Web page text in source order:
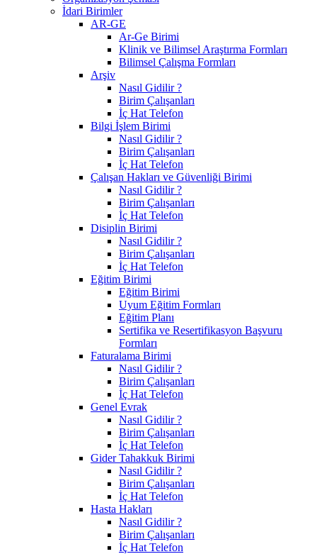
İdari Birimler
AR-GE
Ar-Ge Birimi
Klinik ve Bilimsel Araştırma Formları
Bilimsel Çalışma Formları
Arşiv
Nasıl Gidilir ?
Birim Çalışanları
İç Hat Telefon
Bilgi İşlem Birimi
Nasıl Gidilir ?
Birim Çalışanları
İç Hat Telefon
Çalışan Hakları ve Güvenliği Birimi
Nasıl Gidilir ?
Birim Çalışanları
İç Hat Telefon
Disiplin Birimi
Nasıl Gidilir ?
Birim Çalışanları
İç Hat Telefon
Eğitim Birimi
Eğitim Birimi
Uyum Eğitim Formları
Eğitim Planı
Sertifika ve Resertifikasyon Başvuru
Formları
Faturalama Birimi
Nasıl Gidilir ?
Birim Çalışanları
İç Hat Telefon
Genel Evrak
Nasıl Gidilir ?
Birim Çalışanları
İç Hat Telefon
Gider Tahakkuk Birimi
Nasıl Gidilir ?
Birim Çalışanları
İç Hat Telefon
Hasta Hakları
Nasıl Gidilir ?
Birim Çalışanları
İç Hat Telefon